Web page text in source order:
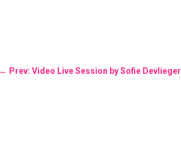
← Prev: Video Live Session by Sofie Devlieger